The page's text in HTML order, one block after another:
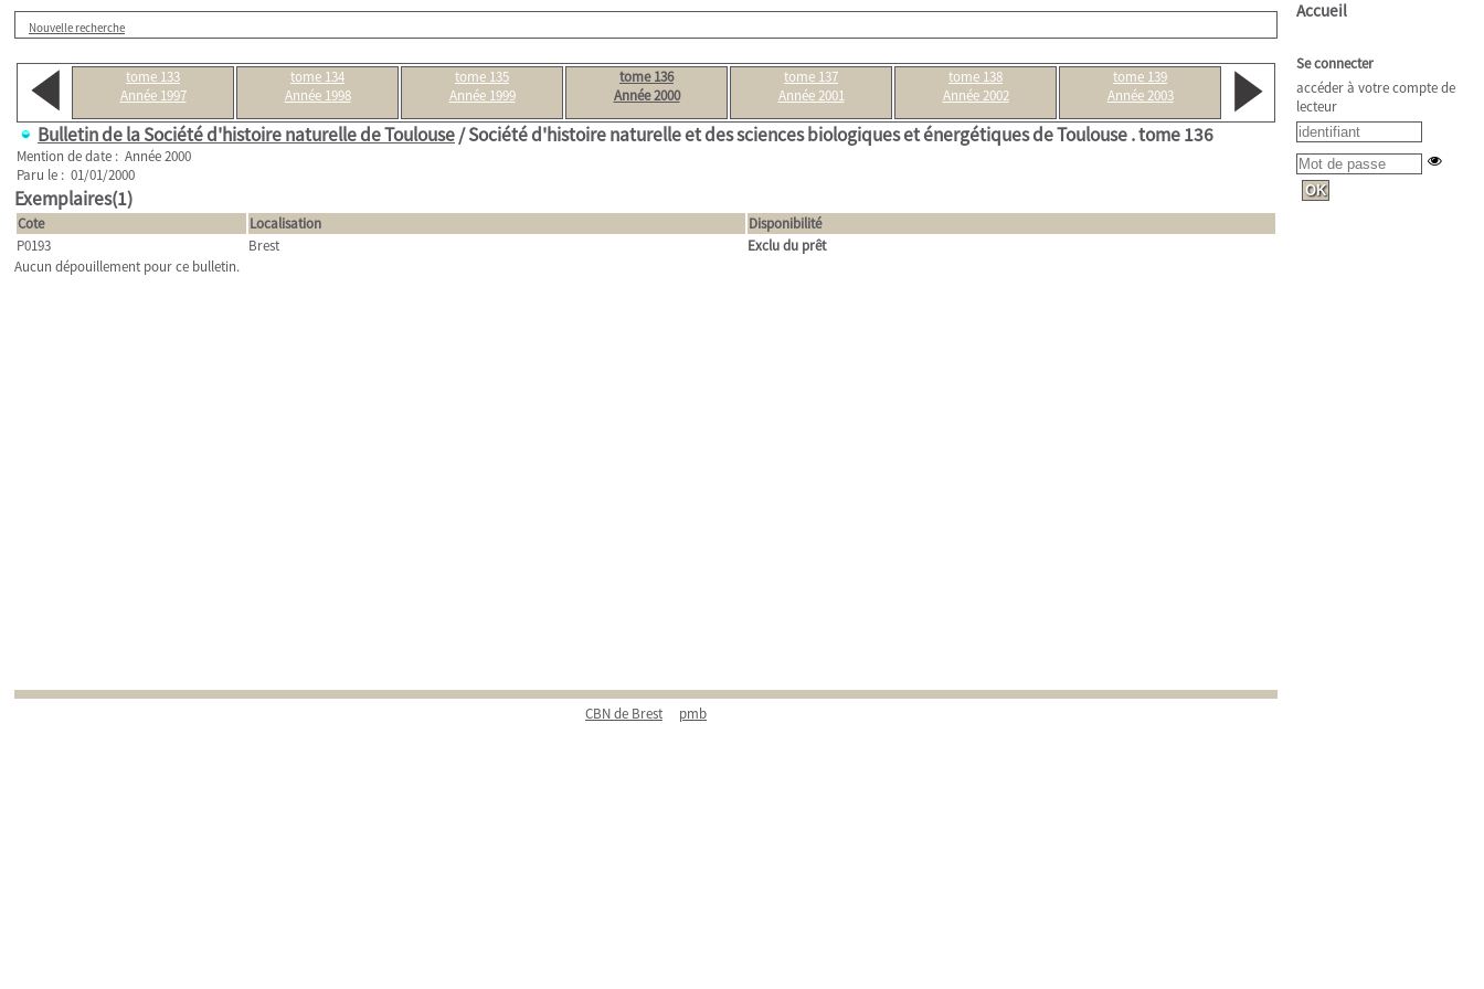
Nouvelle recherche
tome 133
Année 1997
tome 134
Année 1998
tome 135
Année 1999
tome 136
Année 2000
tome 137
Année 2001
tome 138
Année 2002
tome 139
Année 2003
Bulletin de la Société d'histoire naturelle de Toulouse/ Société d'histoire naturelle et des sciences biologiques et énergétiques de Toulouse .tome 136
Mention de date : Année 2000
Paru le : 01/01/2000
Exemplaires(1)
Cote Localisation
Disponibilité
P0193
Brest
Exclu du prêt
Aucun dépouillement pour ce bulletin.
CBN de Brest pmb
Accueil
Se connecter
accéder à votre compte de
lecteur